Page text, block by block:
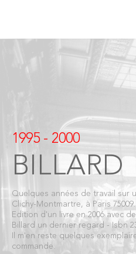
1995 - 2000
BILLARD
Quelques années de travail sur
Clichy-Montmartre, à Paris 75009.
Edition d'un livre en 2006 avec
Billard un dernier regard - Isbn
Il m'en reste quelques
commande.